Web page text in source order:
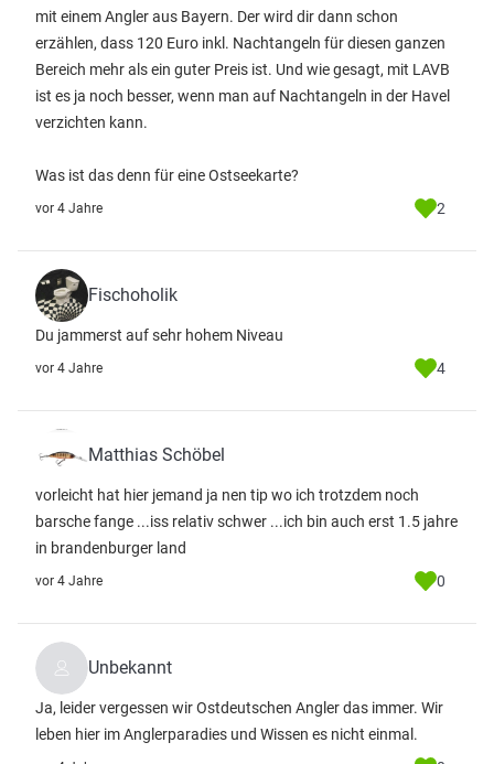
mit einem Angler aus Bayern. Der wird dir dann schon
erzählen, dass 120 Euro inkl. Nachtangeln für diesen ganzen
Bereich mehr als ein guter Preis ist. Und wie gesagt, mit LAVB
ist es ja noch besser, wenn man auf Nachtangeln in der Havel
verzichten kann.
Was ist das denn für eine Ostseekarte?
vor 4 Jahre 2
Fischoholik
Du jammerst auf sehr hohem Niveau
vor 4 Jahre 4
Matthias Schöbel
vorleicht hat hier jemand ja nen tip wo ich trotzdem noch
barsche fange ...iss relativ schwer ...ich bin auch erst 1.5 jahre
in brandenburger land
vor 4 Jahre 0
Unbekannt
Ja, leider vergessen wir Ostdeutschen Angler das immer. Wir
leben hier im Anglerparadies und Wissen es nicht einmal.